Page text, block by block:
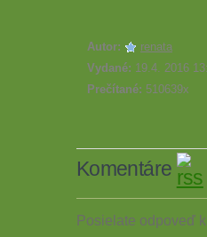
Autor:
renata
Vydané: 19.4. 2016
Prečítané: 510639x
Komentáre
Posielate odpoveď